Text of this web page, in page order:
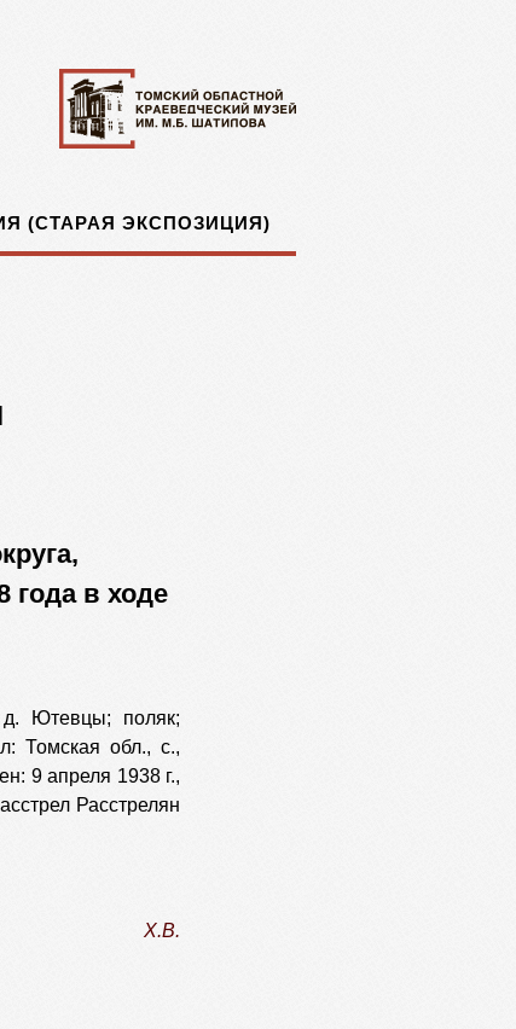
(СТАРАЯ ЭКСПОЗИЦИЯ)
года в ходе
д. Ютевцы; поляк;
Томская обл., с.,
9 апреля 1938 г.,
Расстрелян
Х.В.